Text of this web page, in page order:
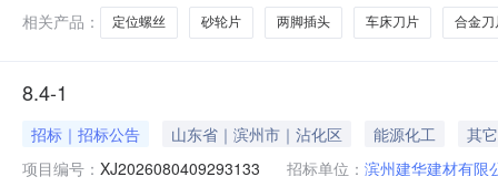
相关产品：
定位螺丝 砂轮片 两脚插头 车床刀片 合金刀
8.4-1
招标｜招标公告 山东省｜滨州市｜沾化区 能源化工
其它
项目编号： XJ2026080409293133 招标单位： 滨州建华建材有限